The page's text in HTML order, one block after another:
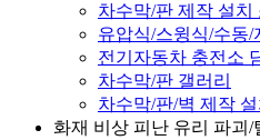
차수막/판 제작 설치
유압식/스윙식/수동/
전기자동차 충전소
차수막/판 갤러리
차수막/판/벽 제작 설
화재 비상 피난 유리 파괴/